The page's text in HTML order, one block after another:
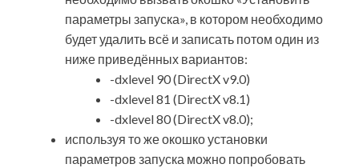
параметры запуска», в котором необходимо
будет удалить всё и записать потом один из
ниже приведённых вариантов:
-dxlevel 90 (DirectX v9.0)
-dxlevel 81 (DirectX v8.1)
-dxlevel 80 (DirectX v8.0);
используя то же окошко установки
параметров запуска можно попробовать